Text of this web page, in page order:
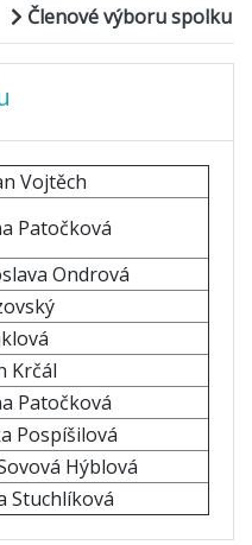
Členové výboru spolku
Vojtěch
Patočková
Ondrová
Krčál
Patočková
Pospíšilová
Hýblová
Stuchlíková